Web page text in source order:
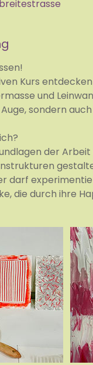
Kurs
und
sondern
der
darf
die durch ihre